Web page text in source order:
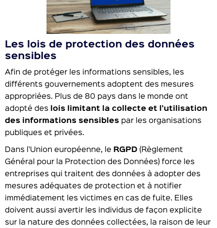
Les lois de protection des données
sensibles
Afin de protéger les informations sensibles, les
différents gouvernements adoptent des mesures
appropriées. Plus de 80 pays dans le monde ont
adopté des
lois limitant la collecte et l'utilisation
des informations sensibles par les organisations
publiques et privées.
Dans l'Union européenne, le RGPD (Règlement
Général pour la Protection des Données) force les
entreprises qui traitent des données à adopter des
mesures adéquates de protection et à notifier
immédiatement les victimes en cas de fuite. Elles
doivent aussi avertir les individus de façon explicite
sur la nature des données collectées, la raison de leur